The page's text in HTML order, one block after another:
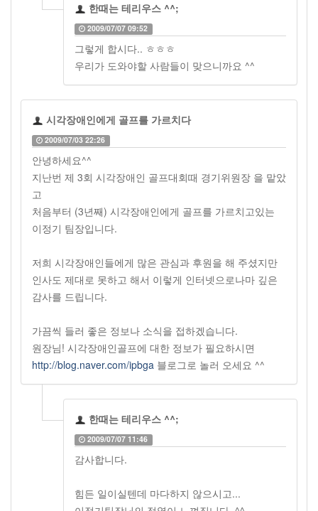
한때는 테리우스 ^^;
2009/07/07 09:52
그렇게 합시다.. ㅎㅎㅎ
우리가 도와야할 사람들이 맞으니까요 ^^
시각장애인에게 골프를 가르치다
2009/07/03 22:26
안녕하세요^^
지난번 제 3회 시각장애인 골프대회때 경기위원장 을 맡았
고
처음부터 (3년째) 시각장애인에게 골프를 가르치고있는
이정기 팀장입니다.
저희 시각장애인들에게 많은 관심과 후원을 해 주셨지만
인사도 제대로 못하고 해서 이렇게 인터넷으로나마 깊은
감사를 드립니다.
가끔씩 들러 좋은 정보나 소식을 접하겠습니다.
원장님! 시각장애인골프에 대한 정보가 필요하시면
http://blog.naver.com/ipbga 블로그로 놀러 오세요 ^^
한때는 테리우스 ^^;
2009/07/07 11:46
감사합니다.
힘든 일이실텐데 마다하지 않으시고...